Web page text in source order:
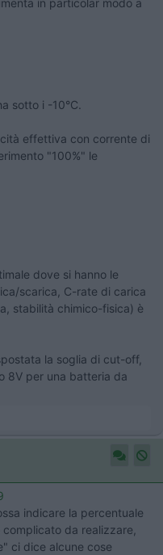
in particolar modo a
sotto i -10°C.
effettiva con corrente di
"100%" le
dove si hanno le
scarica, C-rate di carica
stabilità chimico-fisica) è
la soglia di cut-off,
8V per una batteria da
indicare la percentuale
da realizzare,
ci dice alcune cose